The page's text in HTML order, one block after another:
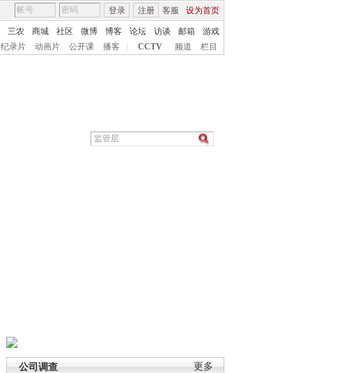
客服 设为首页
登录 注册
三农 商城 社区 微博 博客 论坛 访谈 邮箱
游戏
纪录片 动画片 公开课 播客 CCTV 频道 栏目
更多
公司调查